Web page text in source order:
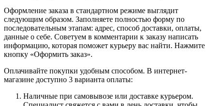
Оформление заказа в стандартном режиме выглядит
следующим образом. Заполняете полностью форму по
последовательным этапам: адрес, способ доставки, оплаты,
данные о себе. Советуем в комментарии к заказу написать
информацию, которая поможет курьеру вас найти. Нажмите
кнопку «Оформить заказ».
Оплачивайте покупки удобным способом. В интернет-
магазине доступно 3 варианта оплаты:
Наличные при самовывозе или доставке курьером.